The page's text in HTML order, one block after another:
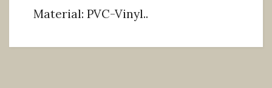
Material: PVC-Vinyl..